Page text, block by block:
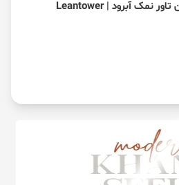
پروژه برج مسکونی لین تاور نمک آبرود | Leantower